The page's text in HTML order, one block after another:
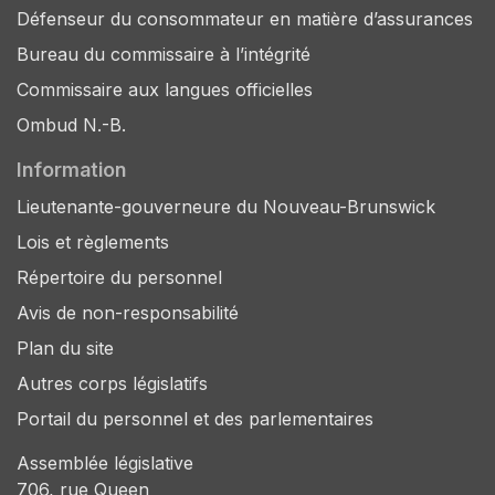
Défenseur du consommateur en matière d’assurances
Bureau du commissaire à l’intégrité
Commissaire aux langues officielles
Ombud N.-B.
Information
Lieutenante-gouverneure du Nouveau-Brunswick
Lois et règlements
Répertoire du personnel
Avis de non-responsabilité
Plan du site
Autres corps législatifs
Portail du personnel et des parlementaires
Assemblée législative
706, rue Queen